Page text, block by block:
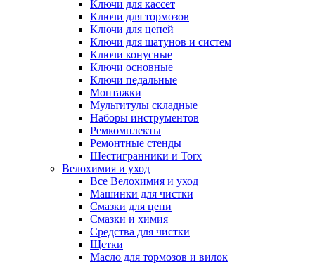
Ключи для кассет
Ключи для тормозов
Ключи для цепей
Ключи для шатунов и систем
Ключи конусные
Ключи основные
Ключи педальные
Монтажки
Мультитулы складные
Наборы инструментов
Ремкомплекты
Ремонтные стенды
Шестигранники и Torx
Велохимия и уход
Все Велохимия и уход
Машинки для чистки
Смазки для цепи
Смазки и химия
Средства для чистки
Щетки
Масло для тормозов и вилок